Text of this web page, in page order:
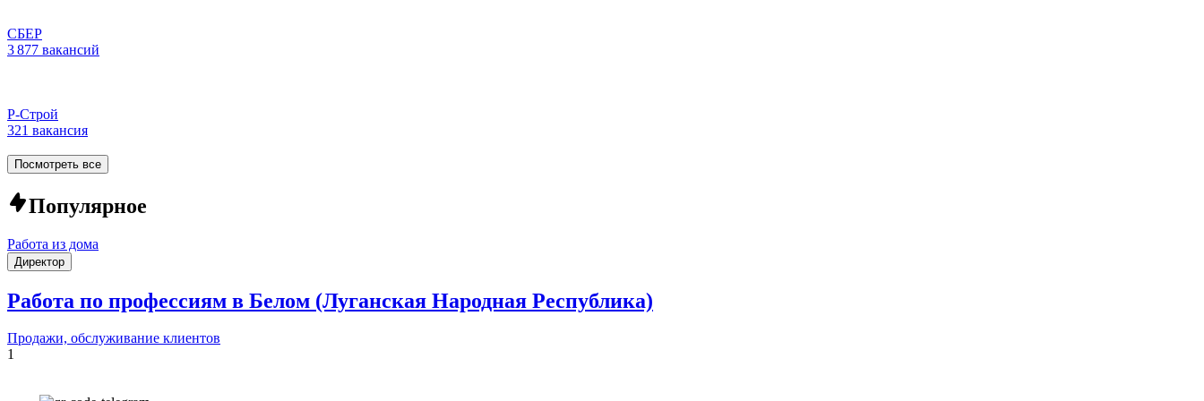
СБЕР
3 877 вакансий
Р-Строй
321 вакансия
Посмотреть все
Популярное
Работа из дома
Директор
Работа по профессиям в Белом (Луганская Народная Республика)
Продажи, обслуживание клиентов
1